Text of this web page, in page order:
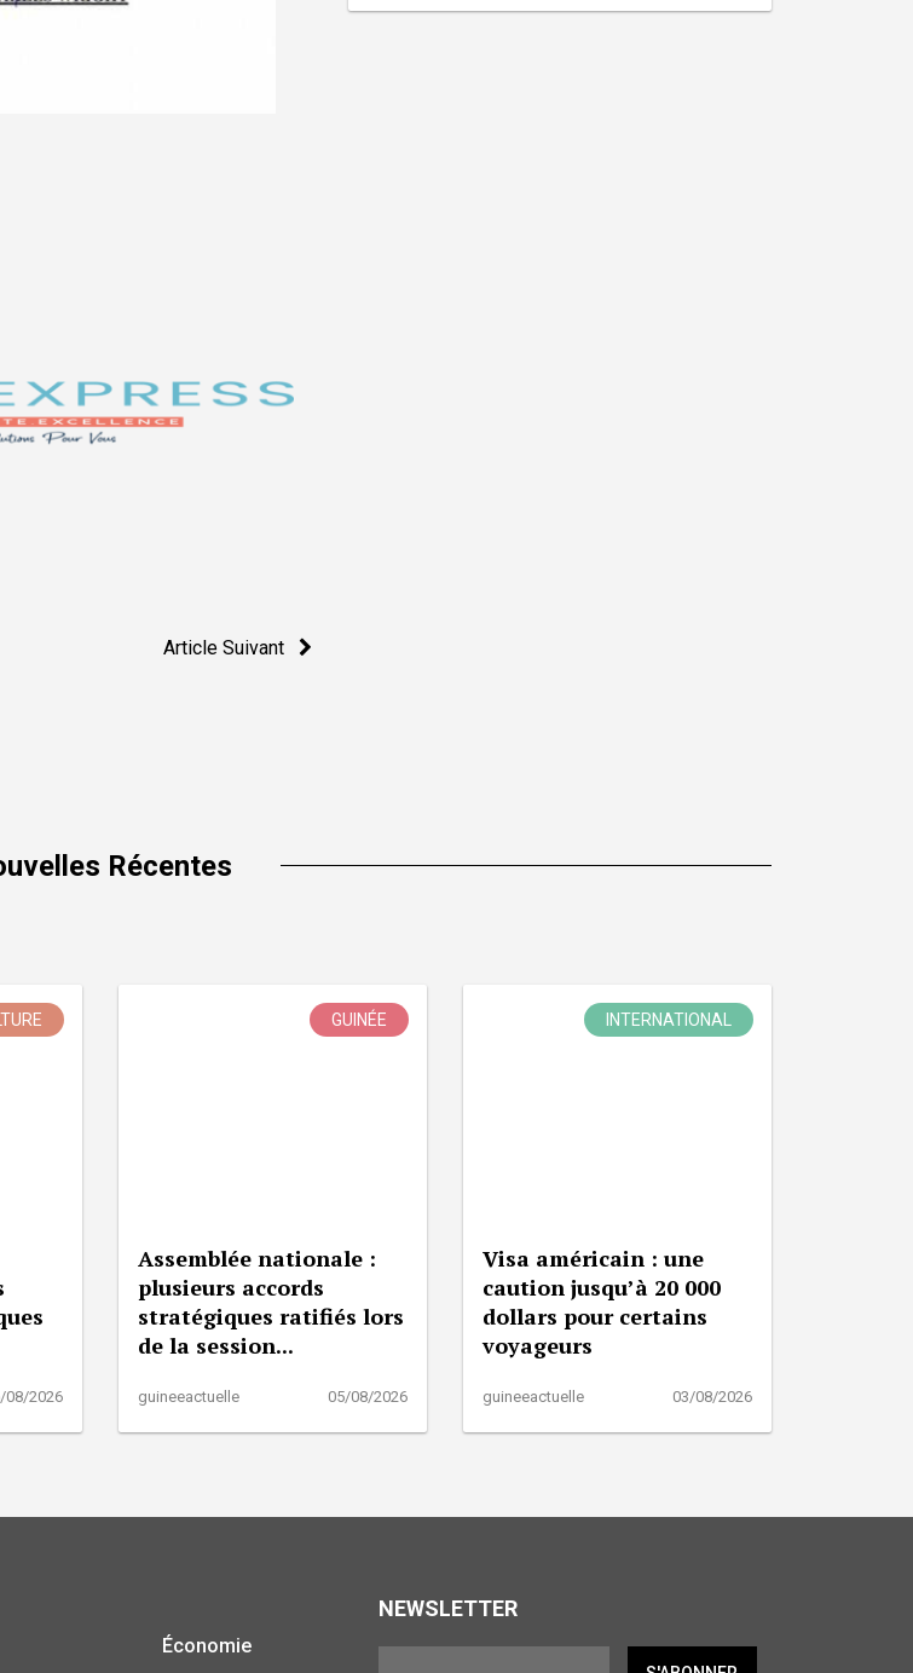
Article Suivant
Récentes
08/2026
GUINÉE
Assemblée nationale :
plusieurs accords
stratégiques ratifiés lors
de la session...
guineeactuelle 05/08/2026
INTERNATIONAL
Visa américain : une
caution jusqu’à 20 000
dollars pour certains
voyageurs
guineeactuelle 03/08/2026
Économie
NEWSLETTER